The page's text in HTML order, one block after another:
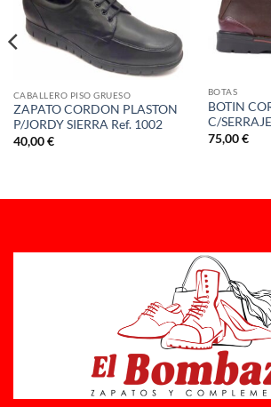
CABALLERO PISO GRUESO
ZAPATO CORDON PLASTON
P/JORDY SIERRA Ref. 1002
40,00€
BOTAS
BOTIN
C/
75,00€